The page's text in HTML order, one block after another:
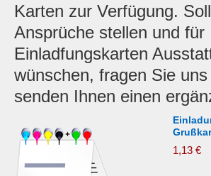
Karten zur Verfügung.
Ansprüche stellen und
Einladfungskarten
wünschen, fragen Sie
senden Ihnen einen
1,13 €